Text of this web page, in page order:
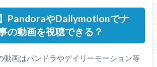
】PandoraやDailymotionでナ
の動画を視聴できる？
動画はパンドラやデイリーモーション等